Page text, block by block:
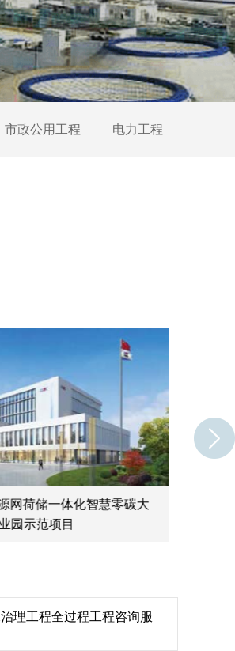
市政公用工程 电力工程
网荷储一体化智慧零碳大
园示范项目
理工程全过程工程咨询服